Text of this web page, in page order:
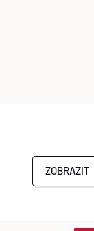
ZOBRAZIT